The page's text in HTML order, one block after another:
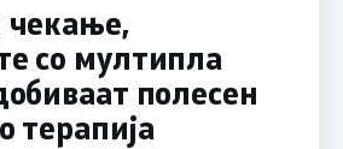
чекање,
со мултипла
полесен
терапија